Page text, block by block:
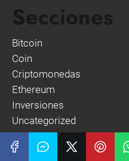
Secciones
Bitcoin
Coin
Criptomonedas
Ethereum
Inversiones
Uncategorized